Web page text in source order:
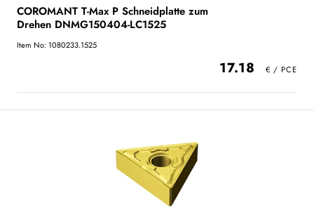
COROMANT T-Max P Schneidplatte zum
Drehen DNMG150404-LC1525
Item No: 1080233.1525
17.18